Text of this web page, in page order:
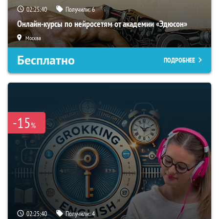
02:25:39 Получили:6
Онлайн-курсы по нейросетям от академии «Эдюсон»
Москва
Бесплатно ПОДРОБНЕЕ
-15%
02:25:39 Получили:4